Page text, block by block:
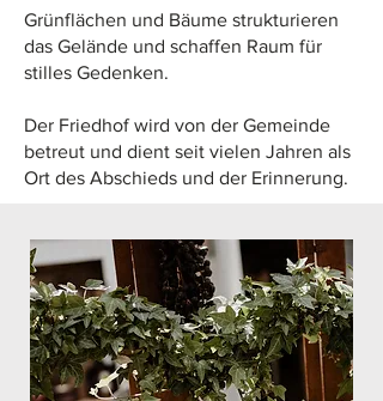
Grünflächen und Bäume strukturieren
das Gelände und schaffen Raum für
stilles Gedenken.
Der Friedhof wird von der Gemeinde
betreut und dient seit vielen Jahren als
Ort des Abschieds und der Erinnerung.